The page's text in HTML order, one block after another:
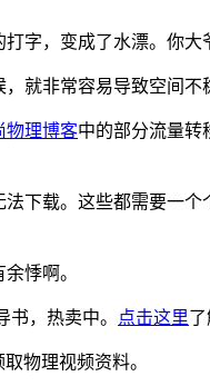
字，变成了水漂。你大
就非常容易导致空间不
物理博客中的部分流量转
下载。这些都需要一
悸啊。
，热卖中。 点击这里了
物理视频资料。